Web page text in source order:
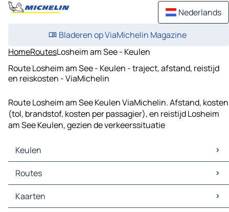
Nederlands
Bladeren op ViaMichelin Magazine
HomeRoutesLosheim am See - Keulen
Route Losheim am See - Keulen - traject, afstand, reistijd
en reiskosten - ViaMichelin
Route Losheim am See Keulen ViaMichelin. Afstand, kosten
(tol, brandstof, kosten per passagier), en reistijd Losheim
am See Keulen, gezien de verkeerssituatie
Keulen
Keulen Kaarten
Keulen Verkeer
Keulen Hotels
Keulen Restaurants
Routes
Routes Keulen - Düsseldorf
Routes Keulen - Essen
Kaarten